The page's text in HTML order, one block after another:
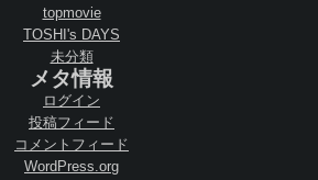
topmovie
TOSHI's DAYS
未分類
メタ情報
ログイン
投稿フィード
コメントフィード
WordPress.org